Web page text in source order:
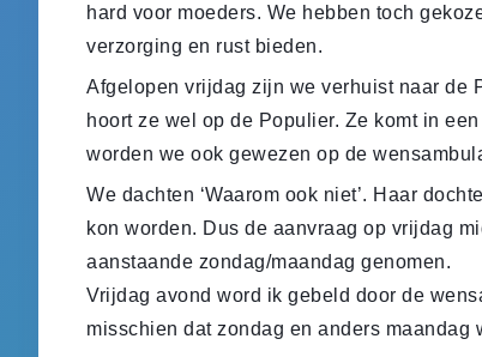
hard voor moeders. We hebben toch
verzorging en rust bieden.
Afgelopen vrijdag zijn we verhuist naar de
hoort ze wel op de Populier. Ze komt in
worden we ook gewezen op de
We dachten ‘Waarom ook niet’. Haar
kon worden. Dus de aanvraag op vrijdag
aanstaande zondag/maandag genomen.
Vrijdag avond word ik gebeld door de
misschien dat zondag en anders maandag